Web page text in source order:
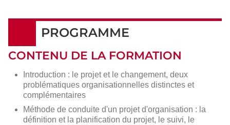
PROGRAMME
CONTENU DE LA FORMATION
Introduction : le projet et le changement, deux
problématiques organisationnelles distinctes et
complémentaires
Méthode de conduite d'un projet d'organisation : la
définition et la planification du projet, le suivi, le